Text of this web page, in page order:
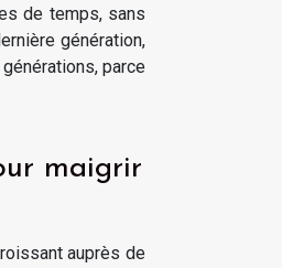
de temps, sans
génération,
parce
maigrir
auprès de